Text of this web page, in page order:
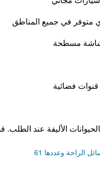
متوفر في جميع المناطق
مسطحة
قنوات فضائية
الأليفة عند
الراحة وعددها 61